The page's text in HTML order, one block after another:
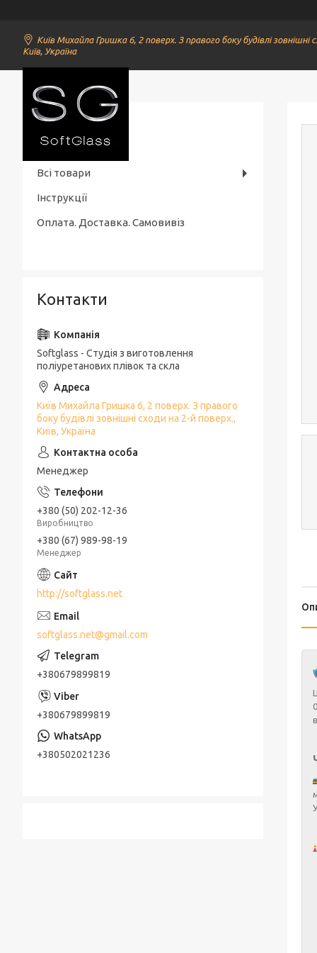
Київ Михайла Гришка 6, 2 поверх. З правого боку будівлі зовнішні
Київ, Україна
Всі товари
Інструкції
Оплата. Доставка. Самовивіз
Контакти
Softglass - Студія з виготовлення
поліуретанових плівок та скла
Київ Михайла Гришка 6, 2 поверх. З правого
боку будівлі зовнішні сходи на 2-й поверх.,
Київ, Україна
Менеджер
+380 (50) 202-12-36
Виробництво
+380 (67) 989-98-19
Менеджер
http://softglass.net
softglass.net@gmail.com
+380679899819
+380679899819
+380502021236